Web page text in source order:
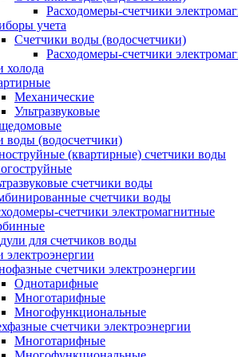
Расходомеры-счетчики
учета
Счетчики воды (водосчетчики)
Расходомеры-счетчики
холода
Механические
Ультразвуковые
воды (водосчетчики)
(квартирные) счетчики воды
счетчики воды
счетчики воды
счетчики электромагнитные
для счетчиков воды
электроэнергии
счетчики электроэнергии
Однотарифные
Многотарифные
Многофункциональные
счетчики электроэнергии
Многотарифные